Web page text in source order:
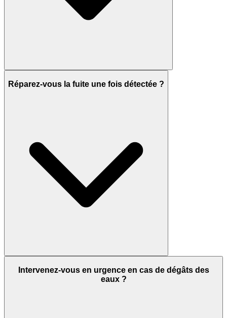
Réparez-vous la fuite une fois détectée ?
Intervenez-vous en urgence en cas de dégâts des
eaux ?